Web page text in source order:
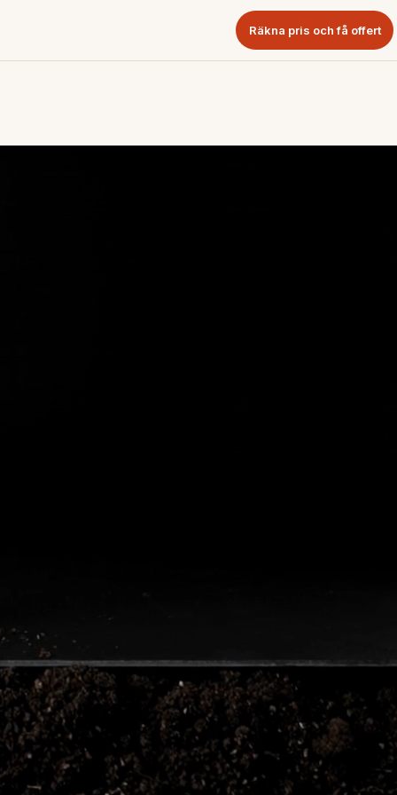
Räkna pris och få offert